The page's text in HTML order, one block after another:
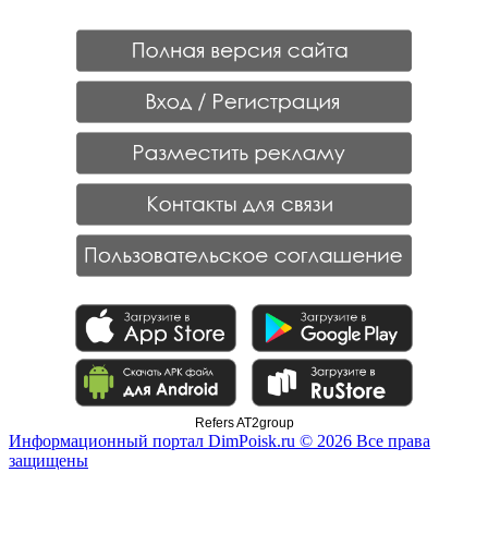
Refers AT2group
Информационный портал DimPoisk.ru © 2026 Все права
защищены